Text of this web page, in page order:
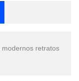
modernos retratos